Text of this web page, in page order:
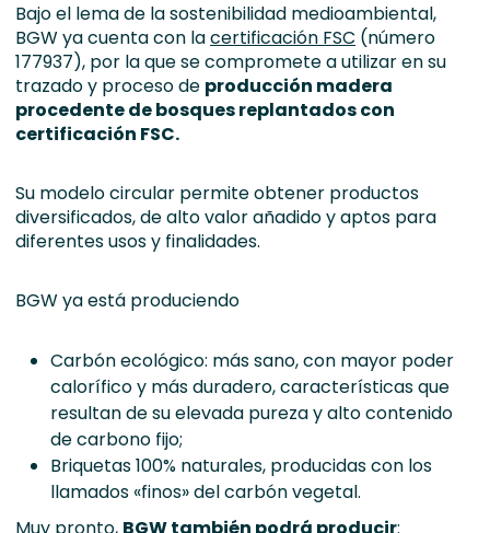
Bajo el lema de la sostenibilidad medioambiental,
BGW ya cuenta con lacertificación FSC (número
177937), por la que se compromete a utilizar en su
trazado y proceso de producción madera
procedente de bosques replantados con
certificación FSC.
Su modelo circular permite obtener productos
diversificados, de alto valor añadido y aptos para
diferentes usos y finalidades.
BGW ya está produciendo
Carbón ecológico: más sano, con mayor poder
calorífico y más duradero, características que
resultan de su elevada pureza y alto contenido
de carbono fijo;
Briquetas 100% naturales, producidas con los
llamados «finos» del carbón vegetal.